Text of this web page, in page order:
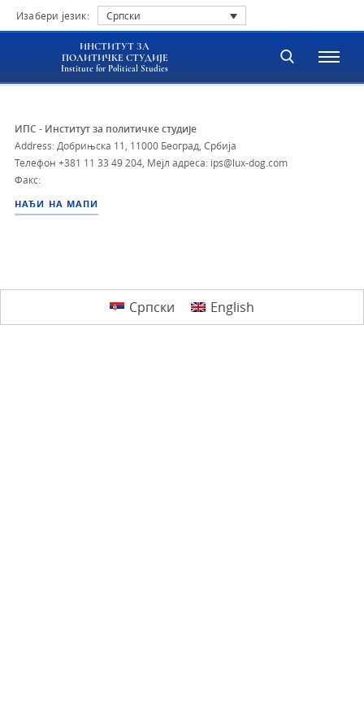
Изабери језик: Српски
ИНСТИТУТ ЗА
ПОЛИТИЧКЕ СТУДИЈЕ
Institute for Political Studies
ИПС - Институт за политичке студије
Address: Добрињска 11, 11000 Београд, Србија
Телефон +381 11 33 49 204 Мејл адреса: ips@lux-dog.com
Факс:
НАЂИ НА МАПИ
Српски English